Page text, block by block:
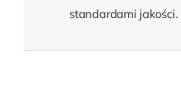
standardami jakości.